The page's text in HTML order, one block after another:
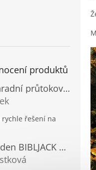
produktů
EasyMaxx zahradní průtokový ohřívač vody 04900
je 5 z 5 hvězdiček.
řešení na
I.P.A.E-Progarden BIBLJACK Zahradní plastový stůl JACK RATAN antracitový
je 5 z 5 hvězdiček.